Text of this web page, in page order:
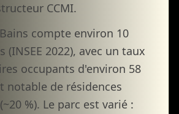
CCMI.
Bains compte environ 10
(INSEE 2022), avec un taux
occupants d'environ 58
notable de résidences
%). Le parc est varié :